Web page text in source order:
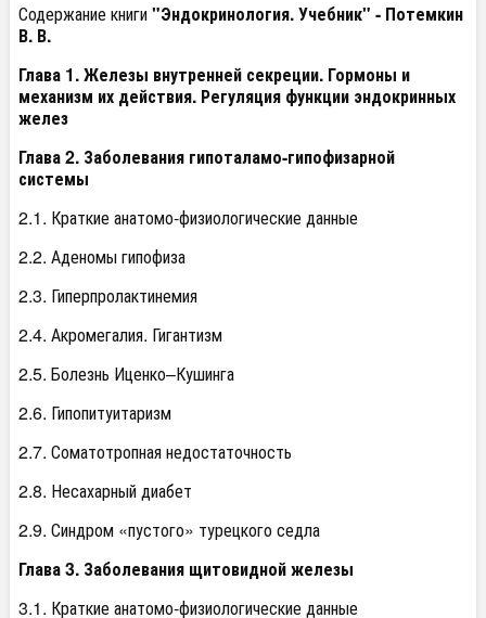
Содержание книги"Эндокринология. Учебник" - Потемкин
В. В.
Глава 1. Железы внутренней секреции. Гормоны и
механизм их действия. Регуляция функции эндокринных
желез
Глава 2. Заболевания гипоталамо-гипофизарной
системы
2.1. Краткие анатомо-физиологические данные
2.2. Аденомы гипофиза
2.3. Гиперпролактинемия
2.4. Акромегалия. Гигантизм
2.5. Болезнь Иценко–Кушинга
2.6. Гипопитуитаризм
2.7. Соматотропная недостаточность
2.8. Несахарный диабет
2.9. Синдром «пустого» турецкого седла
Глава 3. Заболевания щитовидной железы
3.1. Краткие анатомо-физиологические данные